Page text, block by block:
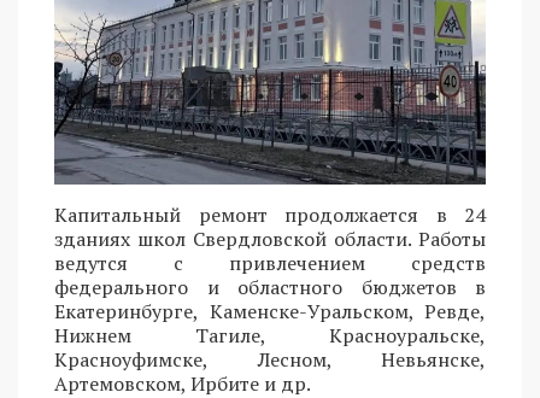
Капитальный ремонт продолжается в 24
зданиях школ Свердловской области. Работы
ведутся с привлечением средств
федерального и областного бюджетов в
Екатеринбурге, Каменске-Уральском, Ревде,
Нижнем Тагиле, Красноуральске,
Красноуфимске, Лесном, Невьянске,
Артемовском, Ирбите и др.